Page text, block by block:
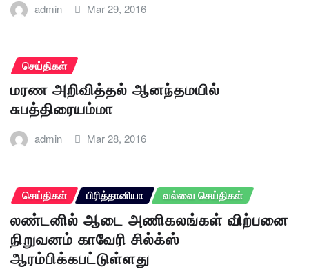
admin Mar 29, 2016
செய்திகள்
மரண அறிவித்தல் ஆனந்தமயில்
சுபத்திரையம்மா
admin Mar 28, 2016
செய்திகள் பிரித்தானியா வல்வை செய்திகள்
லண்டனில் ஆடை அணிகலங்கள் விற்பனை
நிறுவனம் காவேரி சில்க்ஸ்
ஆரம்பிக்கபட்டுள்ளது